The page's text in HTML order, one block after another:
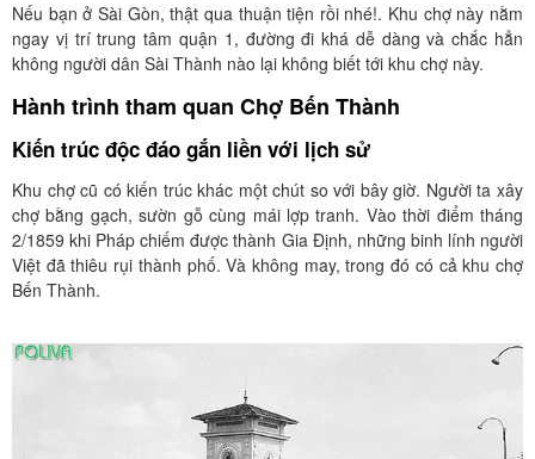
Nếu bạn ở Sài Gòn, thật qua thuận tiện rồi nhé!. Khu chợ này nằm
ngay vị trí trung tâm quận 1, đường đi khá dễ dàng và chắc hẳn
không người dân Sài Thành nào lại không biết tới khu chợ này.
Hành trình tham quan Chợ Bến Thành
Kiến trúc độc đáo gắn liền với lịch sử
Khu chợ cũ có kiến trúc khác một chút so với bây giờ. Người ta xây
chợ bằng gạch, sườn gỗ cùng mái lợp tranh. Vào thời điểm tháng
2/1859 khi Pháp chiếm được thành Gia Định, những binh lính người
Việt đã thiêu rụi thành phố. Và không may, trong đó có cả khu chợ
Bến Thành.